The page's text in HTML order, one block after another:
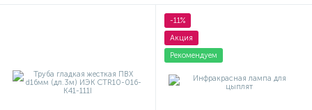
-11%
Акция
Рекомендуем